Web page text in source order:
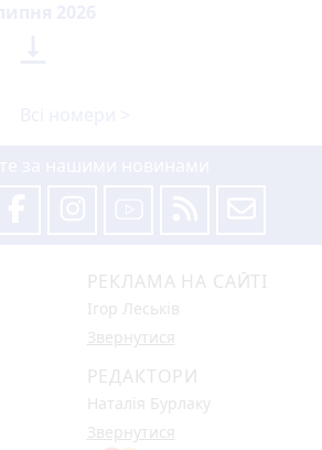
РЕКЛАМА НА САЙТІ
Ігор Леськів
Звернутися
РЕДАКТОРИ
Наталія Бурлаку
Звернутися